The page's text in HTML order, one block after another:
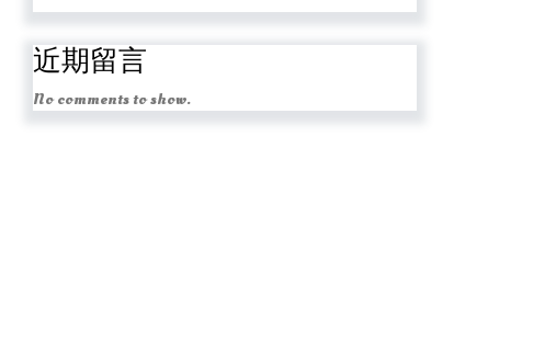
近期留言
No comments to show.